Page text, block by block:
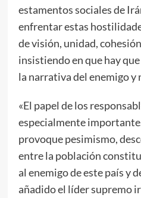
estamentos sociales de
enfrentar estas
de visión, unidad,
insistiendo en que hay
la narrativa del enemigo y
«El papel de los
especialmente
provoque pesimismo,
entre la población
al enemigo de este país y
añadido el líder supremo